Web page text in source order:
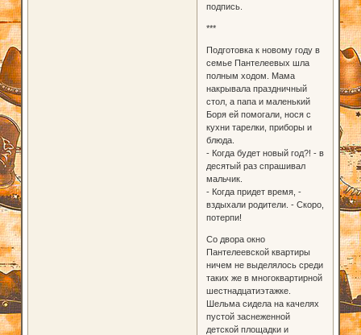
подпись.
***
Подготовка к новому году в
семье Пантелеевых шла
полным ходом. Мама
накрывала праздничный
стол, а папа и маленький
Боря ей помогали, нося с
кухни тарелки, приборы и
блюда.
- Когда будет новый год?! - в
десятый раз спрашивал
мальчик.
- Когда придет время, -
вздыхали родители. - Скоро,
потерпи!
Со двора окно
Пантелеевской квартиры
ничем не выделялось среди
таких же в многоквартирной
шестнадцатиэтажке.
Шельма сидела на качелях
пустой заснеженной
детской площадки и